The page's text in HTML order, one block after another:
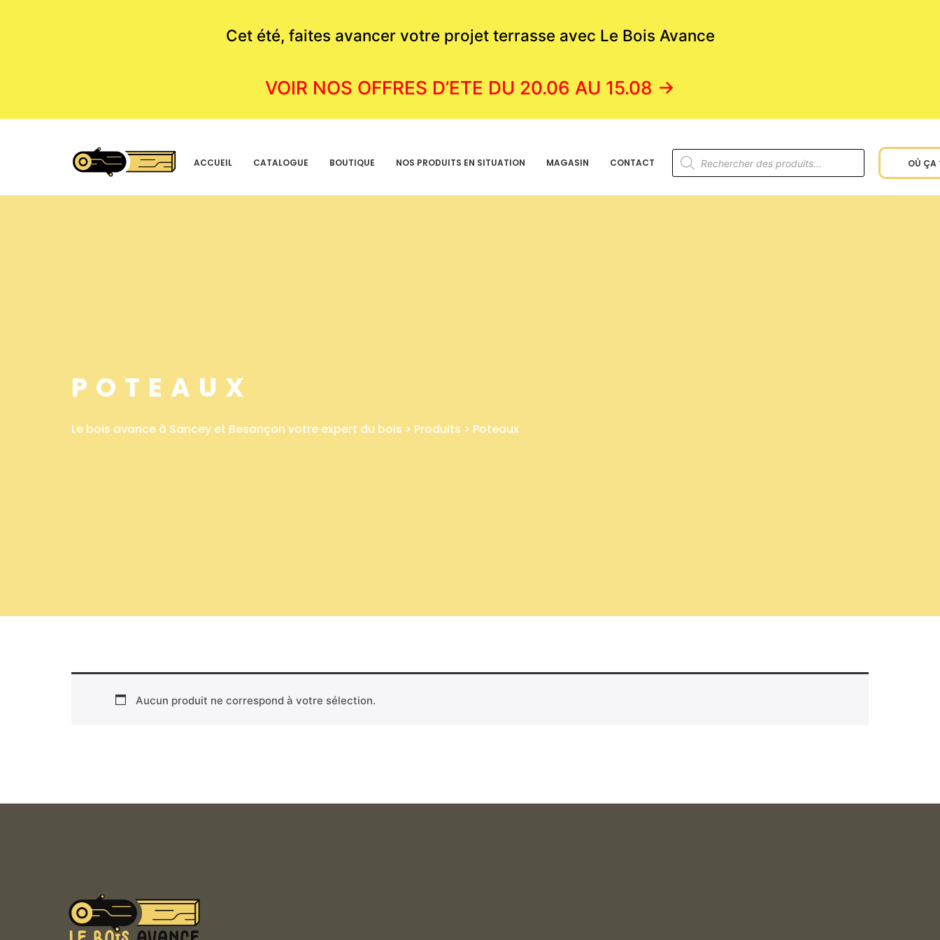
Cet été, faites avancer votre projet terrasse avec Le Bois Avance
VOIR NOS OFFRES D’ETE DU 20.06 AU 15.08 →
ACCUEIL CATALOGUE BOUTIQUE NOS PRODUITS EN SITUATION MAGASIN CONTACT OÙ ÇA
POTEAUX
Le bois avance à Sancey et Besançon votre expert du bois > Produits > Poteaux
Aucun produit ne correspond à votre sélection.